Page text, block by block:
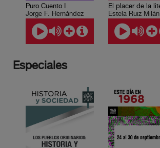
Puro Cuento I
Jorge F. Hernández
Estela Ruiz Milán
Especiales